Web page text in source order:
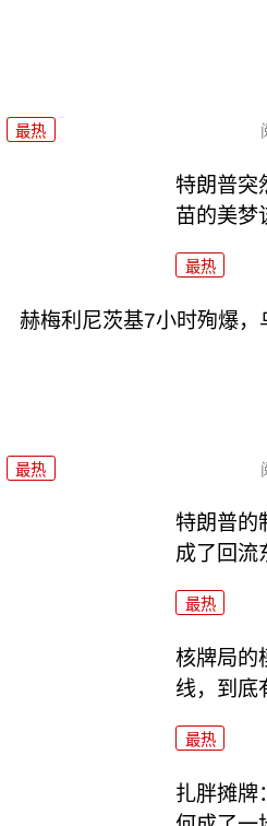
最热
特朗普突
苗的美梦
最热
赫梅利尼茨基7小时殉爆
最热
特朗普的
成了回流
最热
核牌局的
线，到底
最热
扎胖摊牌